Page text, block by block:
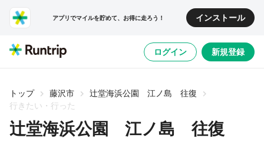
アプリでマイルを貯めて、お得に走ろう！ インストール
ログイン 新規登録
トップ 藤沢市
辻堂海浜公園 江ノ島 往復
行きたい・行った
辻堂海浜公園 江ノ島 往復